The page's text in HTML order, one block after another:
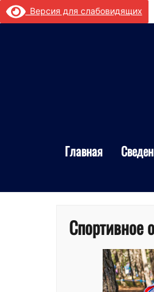
Версия для слабовидящих
Главная
Спортивное